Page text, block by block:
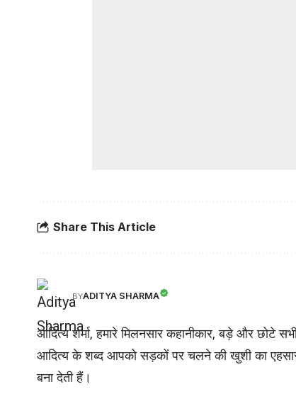
Share This Article
BYADITYA SHARMA
आदित्य शर्मा, हमारे मिलनसार कहानीकार, बड़े और छोटे
आदित्य के शब्द आपको सड़कों पर चलने की खुशी का एहसास
बना देती हैं।